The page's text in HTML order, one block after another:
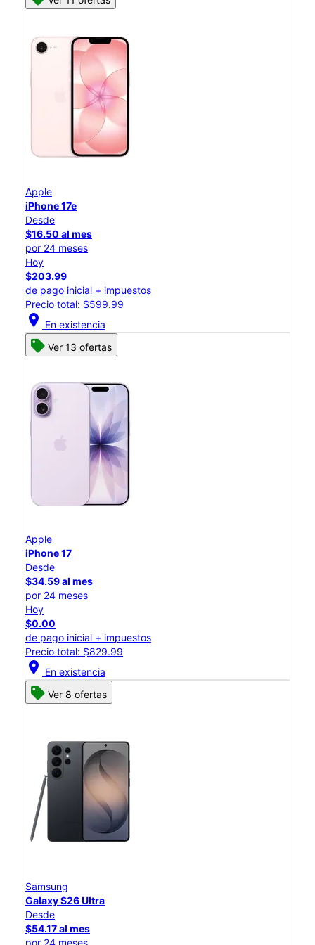
Apple
iPhone 17e
Desde
$16.50 al mes
por 24 meses
Hoy
$203.99
de pago inicial + impuestos
Precio total: $599.99
location_on En existencia
Ver 13 ofertas
Apple
iPhone 17
Desde
$34.59 al mes
por 24 meses
Hoy
$0.00
de pago inicial + impuestos
Precio total: $829.99
location_on En existencia
Ver 8 ofertas
Samsung
Galaxy S26 Ultra
Desde
$54.17 al mes